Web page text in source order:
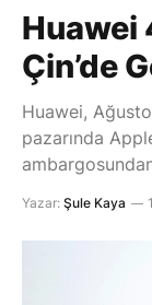
Huawei
Çin’de
Huawei,
pazarında
Yazar: Şule Kaya